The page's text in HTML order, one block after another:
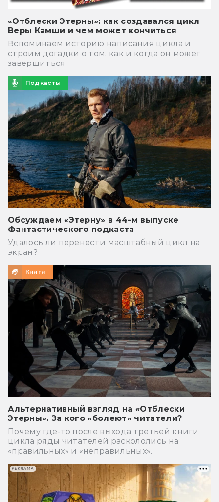
«Отблески Этерны»: как создавался цикл
Веры Камши и чем может кончиться
Вспоминаем историю написания цикла и
строим догадки о том, как и когда он может
завершиться.
Подкасты
Обсуждаем «Этерну» в 44-м выпуске
Фантастического подкаста
Удалось ли перенести масштабный цикл на
экран?
Книги
Альтернативный взгляд на «Отблески
Этерны». За кого «болеют» читатели?
Почему где-то после выхода третьей книги
цикла ряды читателей раскололись на
«правильных» и «неправильных».
РЕКЛАМА